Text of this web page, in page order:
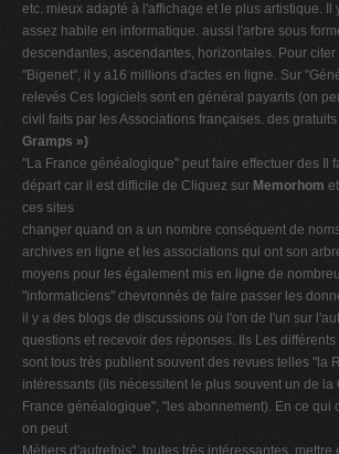
etc. mieux adapté à l'affichage et le plus artistique. Il
assez habile en informatique. aussi l'arbre sous
descendantes, ascendantes, horizontales. Pour
"Bigenet", il y a16 millions d'actes en ligne. Sur
relevés Ces logiciels sont en général payants (on
civil faits par les Associations françaises. des
Gramps »)
"La France généalogique" peut faire effectuer des Il
départ car il est difficile de Cliquez sur Memorhom
ces sites
changer quand on a un nombre conséquent de
archives en ligne et les associations qui ont son
moyens pour les également mis en ligne de
"informaticiens" chevronnés de faire passer les
il y a des blogs de discussions où l'on de l'un sur
questions et recevoir des réponses. Ils Les
sont tous très publient souvent des revues telles "la
intéressants (ils nécessitent le plus souvent un de la
France généalogique", "les abonnement). En ce qui
on peut
Métiers d'autrefois", toutes très intéressantes. mettre